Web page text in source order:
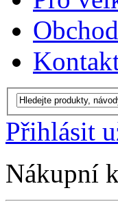
Přihlásit
Nákupní